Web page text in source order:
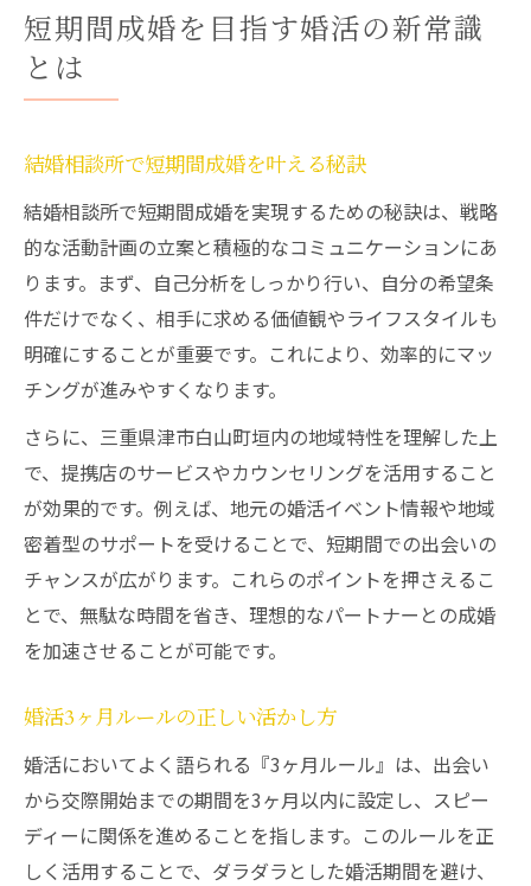
短期間成婚を目指す婚活の新常識
とは
結婚相談所で短期間成婚を叶える秘訣
結婚相談所で短期間成婚を実現するための秘訣は、戦略
的な活動計画の立案と積極的なコミュニケーションにあ
ります。まず、自己分析をしっかり行い、自分の希望条
件だけでなく、相手に求める価値観やライフスタイルも
明確にすることが重要です。これにより、効率的にマッ
チングが進みやすくなります。
さらに、三重県津市白山町垣内の地域特性を理解した上
で、提携店のサービスやカウンセリングを活用すること
が効果的です。例えば、地元の婚活イベント情報や地域
密着型のサポートを受けることで、短期間での出会いの
チャンスが広がります。これらのポイントを押さえるこ
とで、無駄な時間を省き、理想的なパートナーとの成婚
を加速させることが可能です。
婚活3ヶ月ルールの正しい活かし方
婚活においてよく語られる『3ヶ月ルール』は、出会い
から交際開始までの期間を3ヶ月以内に設定し、スピー
ディーに関係を進めることを指します。このルールを正
しく活用することで、ダラダラとした婚活期間を避け、